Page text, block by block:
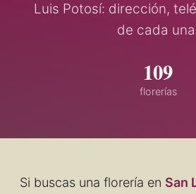
Añade tu florería
Luis Potosí: dirección,
de cada
109
florerías
Si buscas una florería en San